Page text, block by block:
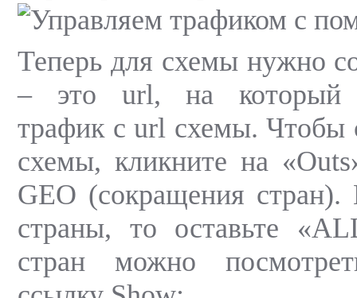
Теперь для схемы нужно
– это url, на который
трафик с url схемы. Чтобы
схемы, кликните на
GEO (сокращения
страны, то оставьте
стран можно